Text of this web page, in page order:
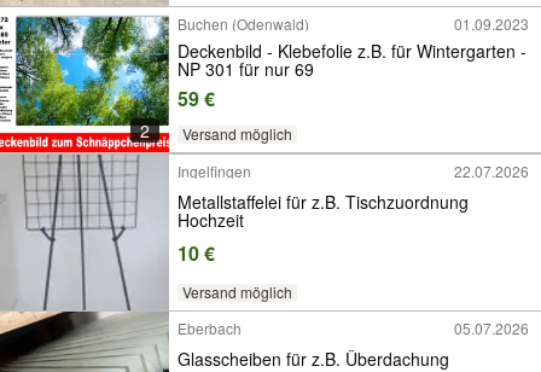
2
Buchen (Odenwald) 01.09.2023
Deckenbild - Klebefolie z.B. für Wintergarten -
NP 301 für nur 69
59 €
Versand möglich
Ingelfingen
22.07.2026
Metallstaffelei für z.B. Tischzuordnung
Hochzeit
10 €
Versand möglich
Eberbach 05.07.2026
Glasscheiben für z.B. Überdachung